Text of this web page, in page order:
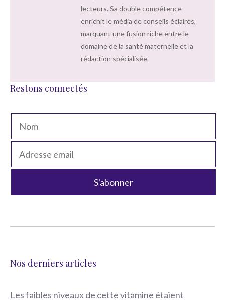
lecteurs. Sa double compétence
enrichit le média de conseils éclairés,
marquant une fusion riche entre le
domaine de la santé maternelle et la
rédaction spécialisée.
Restons connectés
Nos derniers articles
Les faibles niveaux de cette vitamine étaient